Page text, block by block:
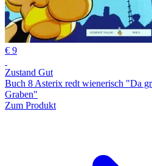
€ 9
Zustand Gut
Buch 8 Asterix redt wienerisch "Da
Graben"
Zum Produkt